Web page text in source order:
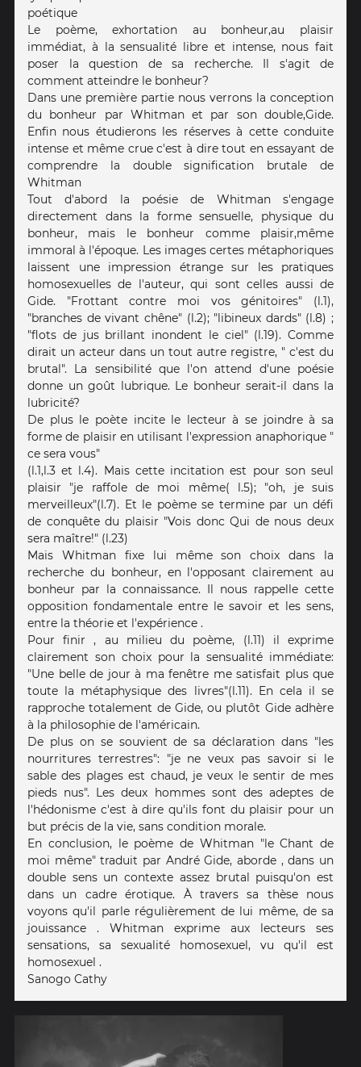
poétique
Le poème, exhortation au bonheur,au plaisir
immédiat, à la sensualité libre et intense, nous fait
poser la question de sa recherche. Il s'agit de
comment atteindre le bonheur?
Dans une première partie nous verrons la conception
du bonheur par Whitman et par son double,Gide.
Enfin nous étudierons les réserves à cette conduite
intense et même crue c'est à dire tout en essayant de
comprendre la double signification brutale de
Whitman
Tout d'abord la poésie de Whitman s'engage
directement dans la forme sensuelle, physique du
bonheur, mais le bonheur comme plaisir,même
immoral à l'époque. Les images certes métaphoriques
laissent une impression étrange sur les pratiques
homosexuelles de l'auteur, qui sont celles aussi de
Gide. "Frottant contre moi vos génitoires" (l.1),
"branches de vivant chêne" (l.2); "libineux dards" (l.8) ;
"flots de jus brillant inondent le ciel" (l.19). Comme
dirait un acteur dans un tout autre registre, " c'est du
brutal". La sensibilité que l'on attend d'une poésie
donne un goût lubrique. Le bonheur serait-il dans la
lubricité?
De plus le poète incite le lecteur à se joindre à sa
forme de plaisir en utilisant l'expression anaphorique "
ce sera vous"
(l.1,l.3 et l.4). Mais cette incitation est pour son seul
plaisir "je raffole de moi même( l.5); "oh, je suis
merveilleux"(l.7). Et le poème se termine par un défi
de conquête du plaisir "Vois donc Qui de nous deux
sera maître!" (l.23)
Mais Whitman fixe lui même son choix dans la
recherche du bonheur, en l'opposant clairement au
bonheur par la connaissance. Il nous rappelle cette
opposition fondamentale entre le savoir et les sens,
entre la théorie et l'expérience .
Pour finir , au milieu du poème, (l.11) il exprime
clairement son choix pour la sensualité immédiate:
"Une belle de jour à ma fenêtre me satisfait plus que
toute la métaphysique des livres"(l.11). En cela il se
rapproche totalement de Gide, ou plutôt Gide adhère
à la philosophie de l'américain.
De plus on se souvient de sa déclaration dans "les
nourritures terrestres": "je ne veux pas savoir si le
sable des plages est chaud, je veux le sentir de mes
pieds nus". Les deux hommes sont des adeptes de
l'hédonisme c'est à dire qu'ils font du plaisir pour un
but précis de la vie, sans condition morale.
En conclusion, le poème de Whitman "le Chant de
moi même" traduit par André Gide, aborde , dans un
double sens un contexte assez brutal puisqu'on est
dans un cadre érotique. À travers sa thèse nous
voyons qu'il parle régulièrement de lui même, de sa
jouissance . Whitman exprime aux lecteurs ses
sensations, sa sexualité homosexuel, vu qu'il est
homosexuel .
Sanogo Cathy